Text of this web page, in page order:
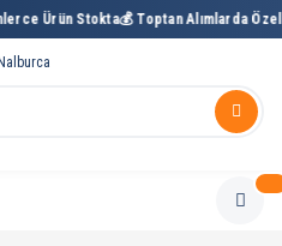
Ürün Stokta💰 Toptan Alımlarda